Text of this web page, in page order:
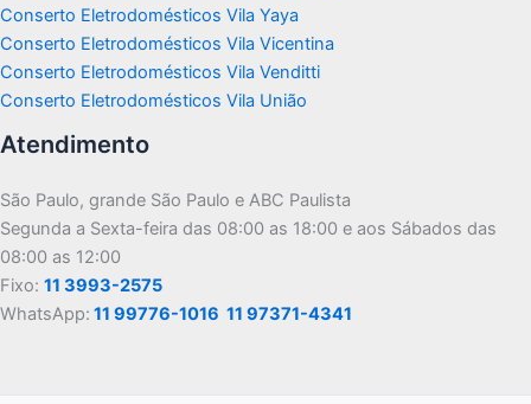
Conserto Eletrodomésticos Vila Yaya
Conserto Eletrodomésticos Vila Vicentina
Conserto Eletrodomésticos Vila Venditti
Conserto Eletrodomésticos Vila União
Atendimento
São Paulo, grande São Paulo e ABC Paulista
Segunda a Sexta-feira das 08:00 as 18:00 e aos Sábados das
08:00 as 12:00
Fixo: 11 3993-2575
WhatsApp: 11 99776-1016 11 97371-4341